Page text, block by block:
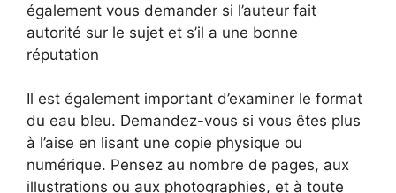
également vous demander si l’auteur fait
autorité sur le sujet et s’il a une bonne
réputation
Il est également important d’examiner le format
du eau bleu. Demandez-vous si vous êtes plus
à l’aise en lisant une copie physique ou
numérique. Pensez au nombre de pages, aux
illustrations ou aux photographies, et à toute